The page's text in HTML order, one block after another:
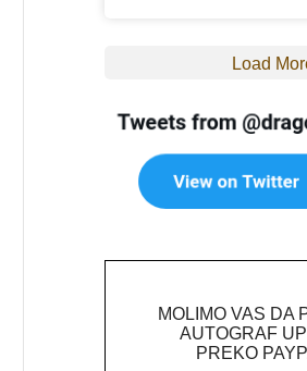
Load
MOLIMO VAS DA
AUTOGRAF
PREKO